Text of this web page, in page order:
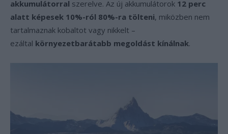
akkumulátorral szerelve. Az új akkumulátorok 12 perc
alatt képesek 10%-ról 80%-ra tölteni, miközben nem
tartalmaznak kobaltot vagy nikkelt –
ezáltal környezetbarátabb megoldást kínálnak.